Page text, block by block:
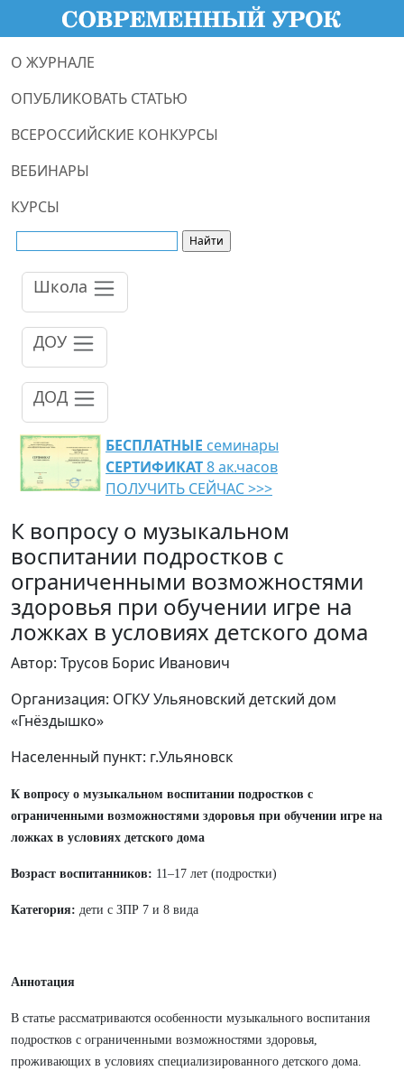
О ЖУРНАЛЕ
ОПУБЛИКОВАТЬ СТАТЬЮ
ВСЕРОССИЙСКИЕ КОНКУРСЫ
ВЕБИНАРЫ
КУРСЫ
Школа
ДОУ
ДОД
БЕСПЛАТНЫЕ семинары
СЕРТИФИКАТ8 ак.часов
ПОЛУЧИТЬ СЕЙЧАС >>>
К вопросу о музыкальном
воспитании подростков с
ограниченными возможностями
здоровья при обучении игре на
ложках в условиях детского дома
Автор: Трусов Борис Иванович
Организация: ОГКУ Ульяновский детский дом
«Гнёздышко»
Населенный пункт: г.Ульяновск
К вопросу о музыкальном воспитании подростков с
ограниченными возможностями здоровья при обучении игре на
ложках в условиях детского дома
Возраст воспитанников: 11–17 лет (подростки)
Категория: дети с ЗПР 7 и 8 вида
Аннотация
В статье рассматриваются особенности музыкального воспитания
подростков с ограниченными возможностями здоровья,
проживающих в условиях специализированного детского дома.